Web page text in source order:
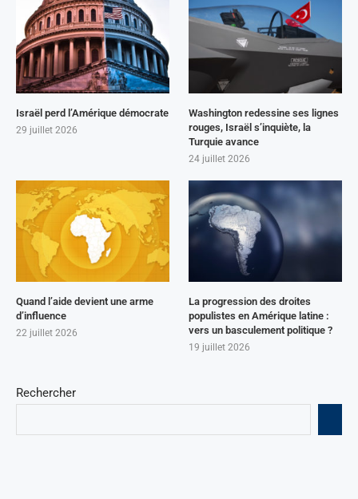
Rechercher
Israël perd l’Amérique démocrate
29 juillet 2026
Washington redessine ses lignes
rouges, Israël s’inquiète, la
Turquie avance
24 juillet 2026
Quand l’aide devient une arme
d’influence
22 juillet 2026
La progression des droites
populistes en Amérique latine :
vers un basculement politique ?
19 juillet 2026